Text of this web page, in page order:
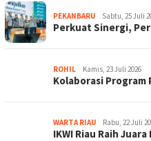
PEKANBARU Sabtu, 25 Juli
Perkuat Sinergi,
ROHIL Kamis, 23 Juli 2026
Kolaborasi
WARTA RIAU Rabu, 22 Juli
IKWI Riau Raih